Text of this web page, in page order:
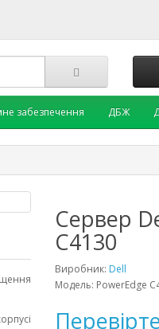
забезпечення ДБЖ
Cервер
C4130
Виробник: Dell
Модель: PowerEdge